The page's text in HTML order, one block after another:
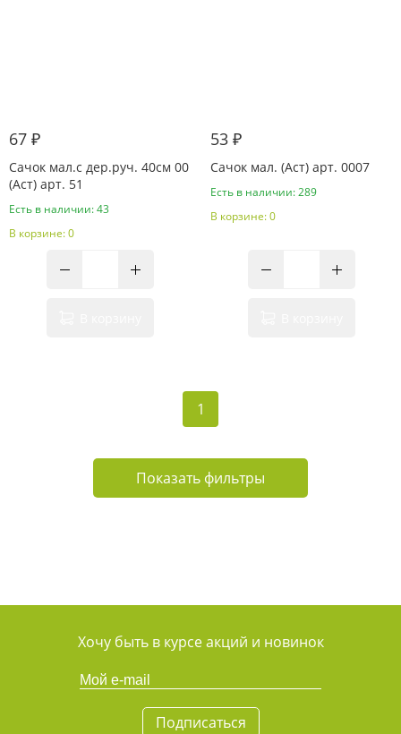
67 ₽
Сачок мал.с дер.руч. 40см 00
(Аст) арт. 51
Есть в наличии: 43
В корзине: 0
53 ₽
Сачок мал. (Аст) арт. 0007
Есть в наличии: 289
В корзине: 0
1
Показать фильтры
Хочу быть в курсе акций и новинок
Подписаться